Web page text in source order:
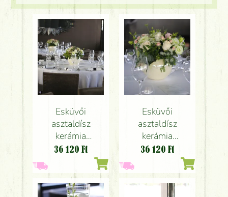
Esküvői
asztaldísz
kerámia
gömbben, 1db,
Spoon Budapest
1db (rózsa,
liziantusz, mezei
36 120 Ft
Esküvői
asztaldísz
kerámia
gömbben, Spoon
Budapest (rózsa,
liziantusz, mezei
virágok, barack,
36 120 Ft